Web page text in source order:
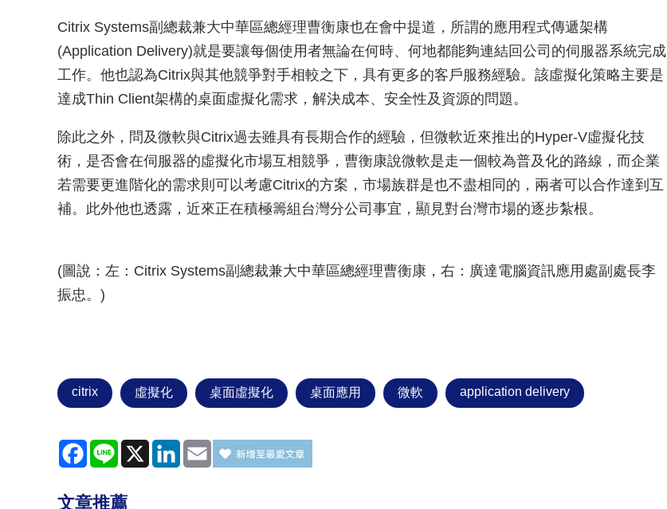
Citrix Systems副總裁兼大中華區總經理曹衡康也在會中提道，所謂的應用程式傳遞架構
(Application Delivery)就是要讓每個使用者無論在何時、何地都能夠連結回公司的伺服器系統完成
工作。他也認為Citrix與其他競爭對手相較之下，具有更多的客戶服務經驗。該虛擬化策略主要是
達成Thin Client架構的桌面虛擬化需求，解決成本、安全性及資源的問題。
除此之外，問及微軟與Citrix過去雖具有長期合作的經驗，但微軟近來推出的Hyper-V虛擬化技
術，是否會在伺服器的虛擬化市場互相競爭，曹衡康說微軟是走一個較為普及化的路線，而企業
若需要更進階化的需求則可以考慮Citrix的方案，市場族群是也不盡相同的，兩者可以合作達到互
補。此外他也透露，近來正在積極籌組台灣分公司事宜，顯見對台灣市場的逐步紮根。
(圖說：左：Citrix Systems副總裁兼大中華區總經理曹衡康，右：廣達電腦資訊應用處副處長李
振忠。)
citrix 虛擬化 桌面虛擬化 桌面應用 微軟 application delivery
Facebook
Line X LinkedInEmail
文章推薦